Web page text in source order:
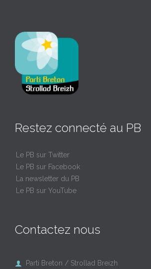
Restez connecté au PB
Le PB sur Twitter
Le PB sur Facebook
La newsletter du PB
Le PB sur YouTube
Contactez nous
 Parti Breton / Strollad Breizh